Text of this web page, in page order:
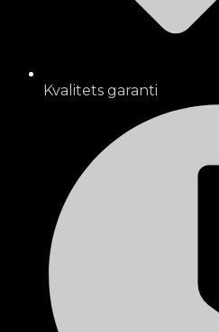
Kvalitets garanti